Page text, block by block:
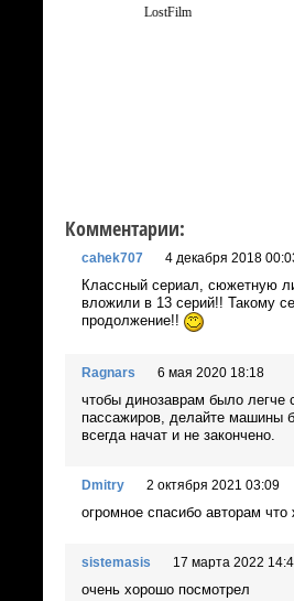
LostFilm
Комментарии:
cahek707 4 декабря 2018
Классный сериал, сюжетную
вложили в 13 серий!! Такому
продолжение!!
Ragnars 6 мая 2020 18:18
чтобы динозаврам было легче
пассажиров, делайте машины
всегда начат и не закончено.
Dmitry 2 октября 2021 03:09
огромное спасибо авторам что
sistemasis 17 марта 2022
очень хорошо посмотрел